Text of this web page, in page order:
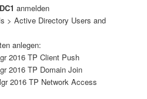
DC1 anmelden
> Active Directory Users and
anlegen:
2016 TP Client Push
2016 TP Domain Join
2016 TP Network Access